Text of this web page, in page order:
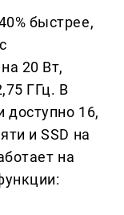
быстрее,
20 Вт,
ГГц. В
доступно 16,
и SSD на
на